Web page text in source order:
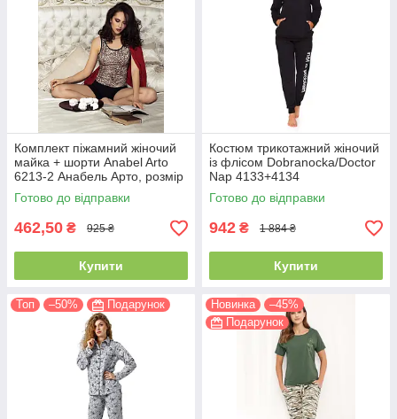
Комплект піжамний жіночий
майка + шорти Anabel Arto
6213-2 Анабель Арто, розмір
42
Готово до відправки
462,50 ₴ 925 ₴
Купити
Костюм трикотажний жіночий
із флісом Dobranocka/Doctor
Nap 4133+4134
Готово до відправки
942 ₴ 1 884 ₴
Купити
Топ –50% Подарунок Новинка
–45%
Подарунок